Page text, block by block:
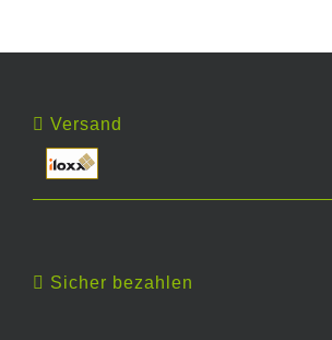
Versand
Sicher bezahlen